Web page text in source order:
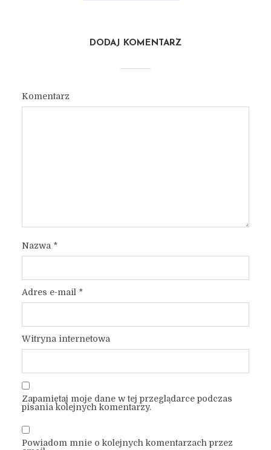
DODAJ KOMENTARZ
Komentarz
Nazwa *
Adres e-mail *
Witryna internetowa
Zapamiętaj moje dane w tej przeglądarce podczas
pisania kolejnych komentarzy.
Powiadom mnie o kolejnych komentarzach przez